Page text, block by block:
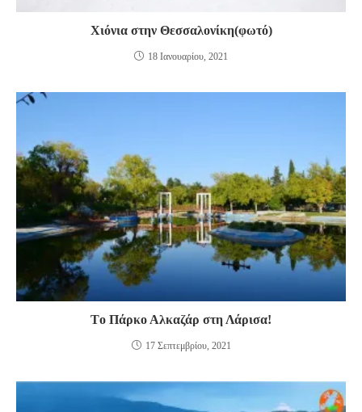
Χιόνια στην Θεσσαλονίκη(φωτό)
18 Ιανουαρίου, 2021
Tο Πάρκο Αλκαζάρ στη Λάρισα!
17 Σεπτεμβρίου, 2021